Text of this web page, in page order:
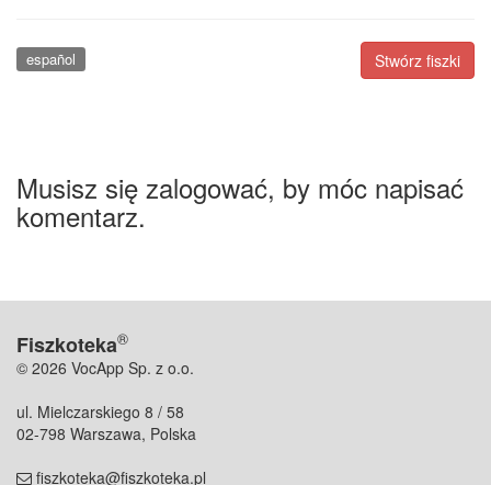
Stwórz fiszki
español
Musisz się zalogować, by móc napisać
komentarz.
Fiszkoteka®
© 2026 VocApp Sp. z o.o.
ul. Mielczarskiego 8 / 58
02-798 Warszawa, Polska
fiszkoteka@fiszkoteka.pl